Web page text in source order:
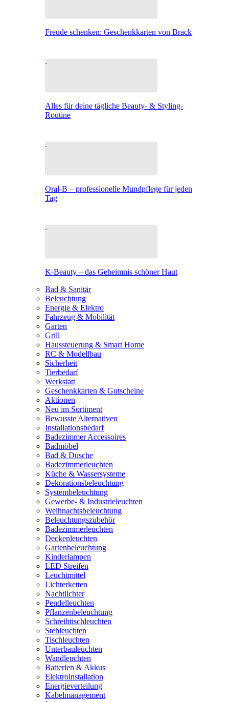
Freude schenken: Geschenkkarten von Brack
Alles für deine tägliche Beauty- & Styling-
Routine
Oral-B – professionelle Mundpflege für jeden
Tag
K-Beauty – das Geheimnis schöner Haut
Bad & Sanitär
Beleuchtung
Energie & Elektro
Fahrzeug & Mobilität
Garten
Grill
Haussteuerung & Smart Home
RC & Modellbau
Sicherheit
Tierbedarf
Werkstatt
Geschenkkarten & Gutscheine
Aktionen
Neu im Sortiment
Bewusste Alternativen
Installationsbedarf
Badezimmer Accessoires
Badmöbel
Bad & Dusche
Badezimmerleuchten
Küche & Wassersysteme
Dekorationsbeleuchtung
Systembeleuchtung
Gewerbe- & Industrieleuchten
Weihnachtsbeleuchtung
Beleuchtungszubehör
Badezimmerleuchten
Deckenleuchten
Gartenbeleuchtung
Kinderlampen
LED Streifen
Leuchtmittel
Lichterketten
Nachtlichter
Pendelleuchten
Pflanzenbeleuchtung
Schreibtischleuchten
Stehleuchten
Tischleuchten
Unterbauleuchten
Wandleuchten
Batterien & Akkus
Elektroinstallation
Energieverteilung
Kabelmanagement